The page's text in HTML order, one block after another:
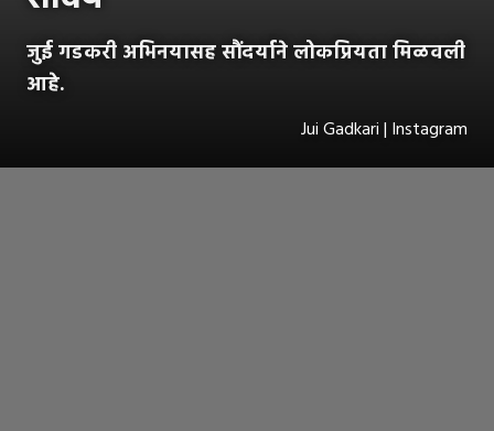
जुई गडकरी अभिनयासह सौंदर्याने लोकप्रियता मिळवली
आहे.
Jui Gadkari | Instagram